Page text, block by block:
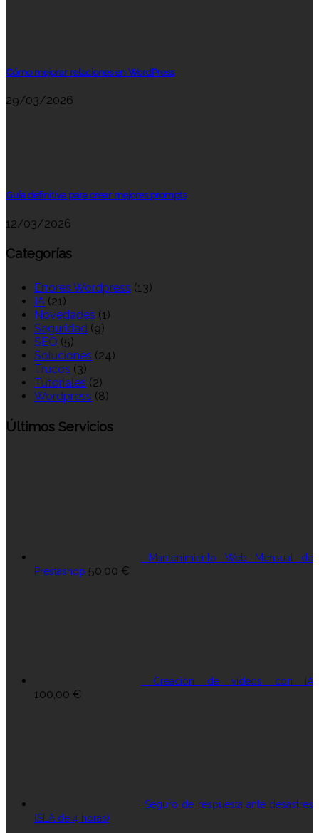
Cómo mejorar relaciones en WordPress
29/03/2026
Guía definitiva para crear mejores prompts
12/03/2026
Categorías
Errores Wordpress (13)
IA (21)
Novedades (1)
Seguridad (9)
SEO (5)
Soluciones (24)
Trucos (3)
Tutoriales (2)
Wordpress (8)
Últimos Servicios
Mantenimiento Web Mensual de
Prestashop 50,00 €
Creación de vídeos con IA
100,00 €
Seguro de respuesta ante desastres
(SLA de 4 horas)